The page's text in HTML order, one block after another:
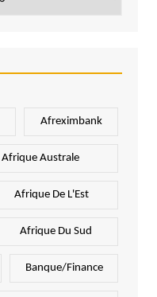
Afreximbank
Afrique Australe
Afrique De L'Est
Afrique Du Sud
Banque/Finance